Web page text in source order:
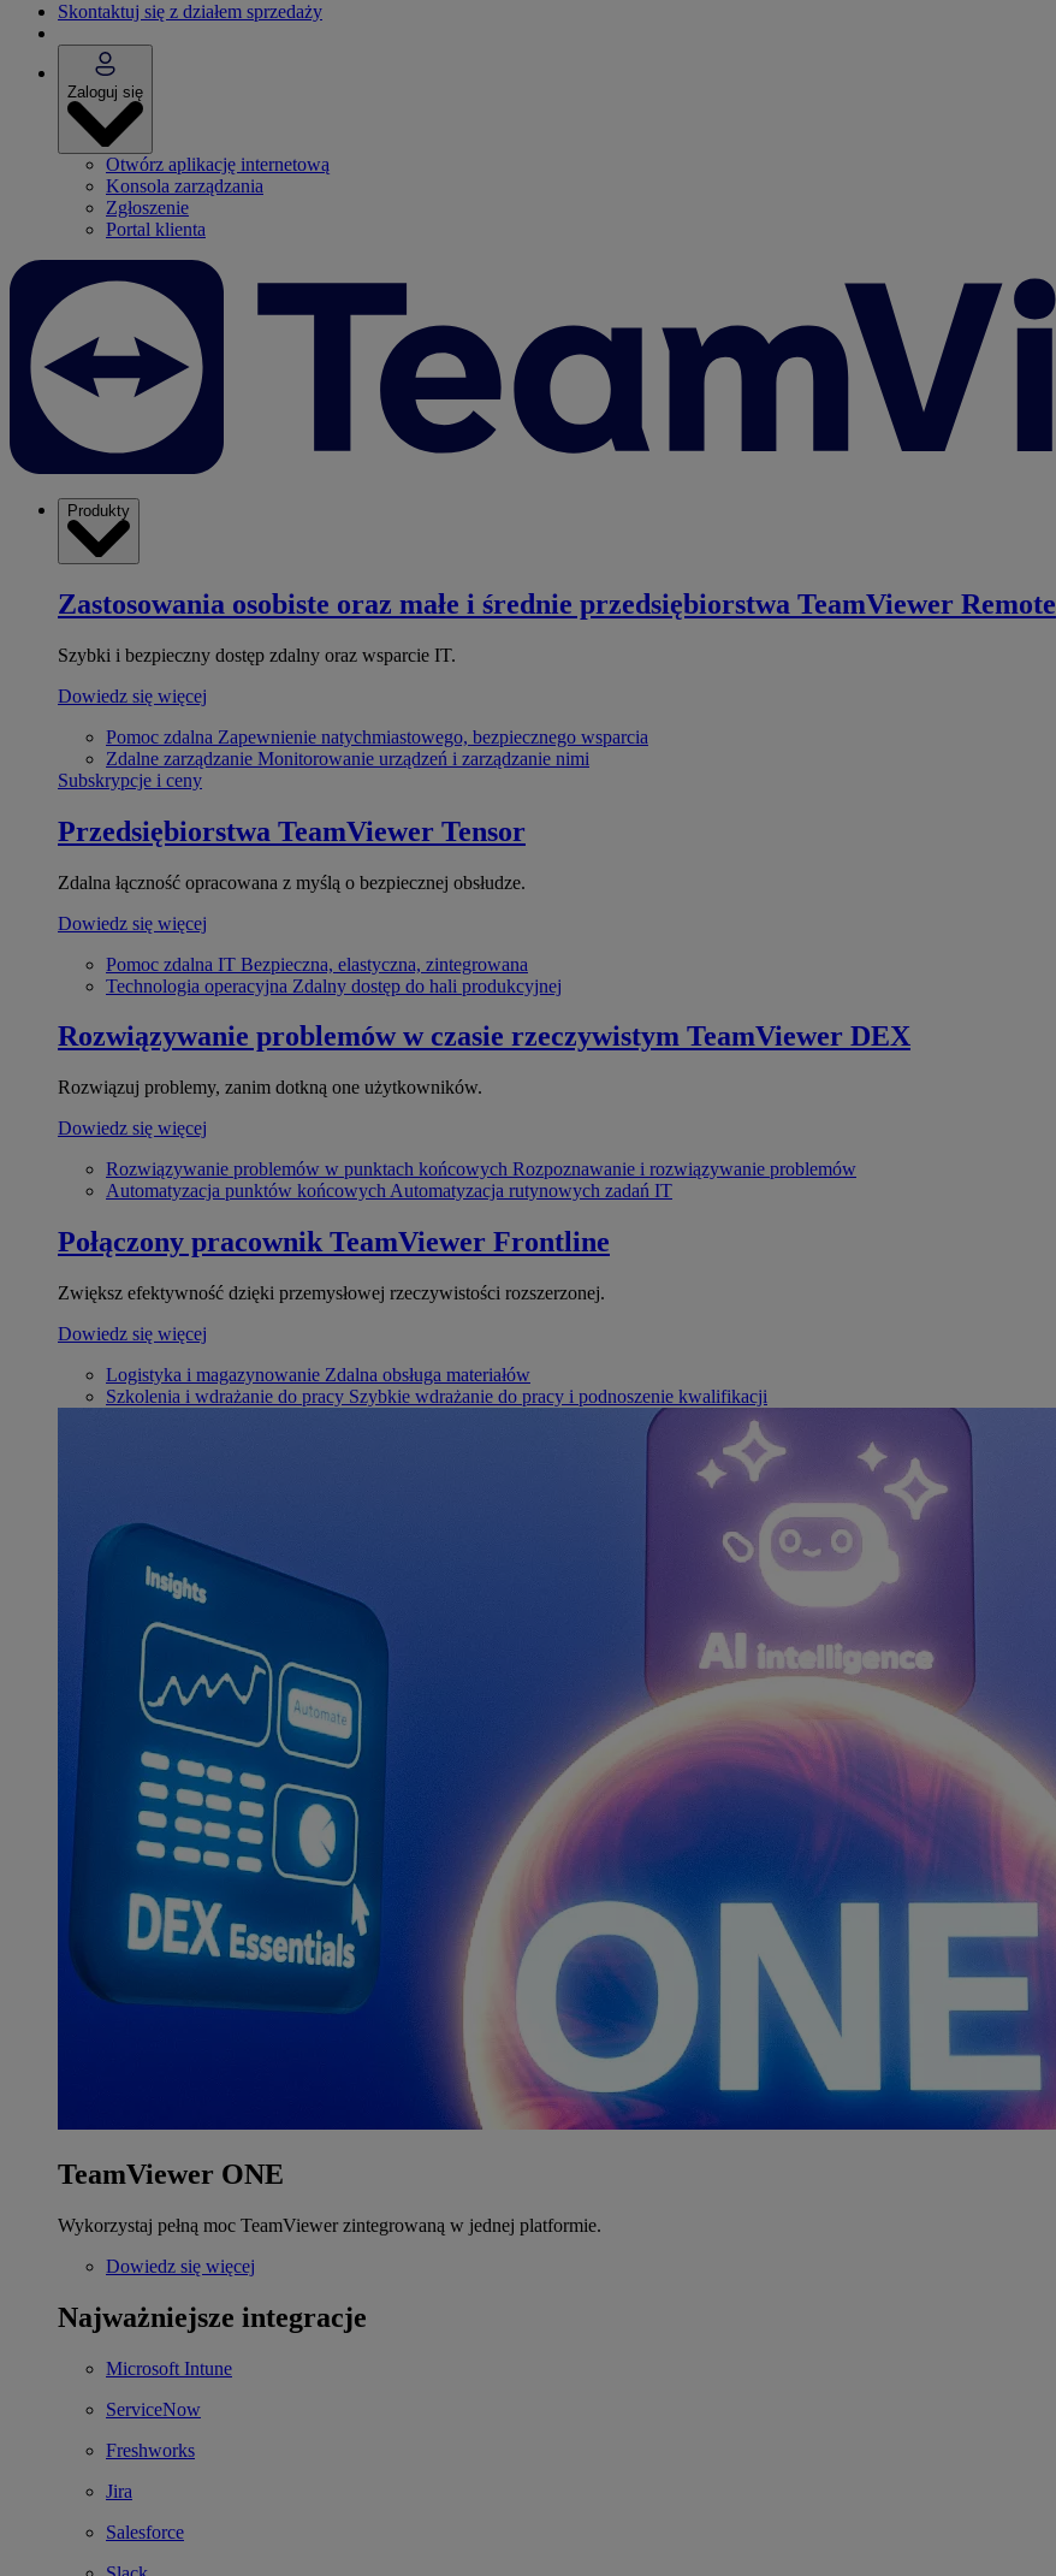
Skontaktuj się z działem sprzedaży
Zaloguj się
Otwórz aplikację internetową
Konsola zarządzania
Zgłoszenie
Portal klienta
Produkty
Zastosowania osobiste oraz małe i średnie przedsiębiorstwa TeamViewer Remote
Szybki i bezpieczny dostęp zdalny oraz wsparcie IT.
Dowiedz się więcej
Pomoc zdalna Zapewnienie natychmiastowego, bezpiecznego wsparcia
Zdalne zarządzanie Monitorowanie urządzeń i zarządzanie nimi
Subskrypcje i ceny
Przedsiębiorstwa TeamViewer Tensor
Zdalna łączność opracowana z myślą o bezpiecznej obsłudze.
Dowiedz się więcej
Pomoc zdalna IT Bezpieczna, elastyczna, zintegrowana
Technologia operacyjna Zdalny dostęp do hali produkcyjnej
Rozwiązywanie problemów w czasie rzeczywistym TeamViewer DEX
Rozwiązuj problemy, zanim dotkną one użytkowników.
Dowiedz się więcej
Rozwiązywanie problemów w punktach końcowych Rozpoznawanie i rozwiązywanie problemów
Automatyzacja punktów końcowych Automatyzacja rutynowych zadań IT
Połączony pracownik TeamViewer Frontline
Zwiększ efektywność dzięki przemysłowej rzeczywistości rozszerzonej.
Dowiedz się więcej
Logistyka i magazynowanie Zdalna obsługa materiałów
Szkolenia i wdrażanie do pracy Szybkie wdrażanie do pracy i podnoszenie kwalifikacji
TeamViewer ONE
Wykorzystaj pełną moc TeamViewer zintegrowaną w jednej platformie.
Dowiedz się więcej
Najważniejsze integracje
Microsoft Intune
ServiceNow
Freshworks
Jira
Salesforce